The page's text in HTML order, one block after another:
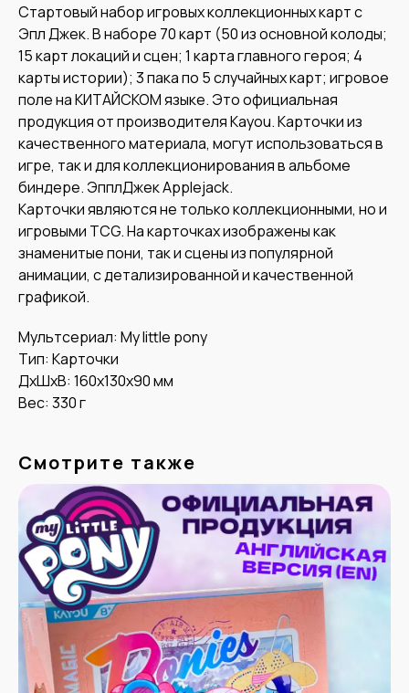
Стартовый набор игровых коллекционных карт с
Эпл Джек. В наборе 70 карт (50 из основной колоды;
15 карт локаций и сцен; 1 карта главного героя; 4
карты истории); 3 пака по 5 случайных карт; игровое
поле на КИТАЙСКОМ языке. Это официальная
продукция от производителя Kayou. Карточки из
качественного материала, могут использоваться в
игре, так и для коллекционирования в альбоме
биндере. ЭпплДжек Applejack.
Карточки являются не только коллекционными, но и
игровыми TCG. На карточках изображены как
знаменитые пони, так и сцены из популярной
анимации, с детализированной и качественной
графикой.
Мультсериал: My little pony
Тип: Карточки
ДxШxВ: 160x130x90 мм
Вес: 330 г
Смотрите также